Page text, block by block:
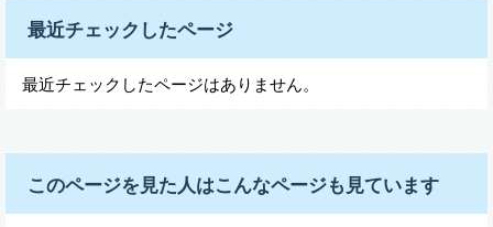
最近チェックしたページ
最近チェックしたページはありません。
このページを見た人はこんなページも見ています